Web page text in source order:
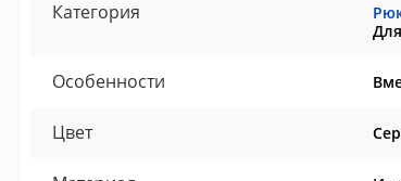
Категория
Особенности
Цвет